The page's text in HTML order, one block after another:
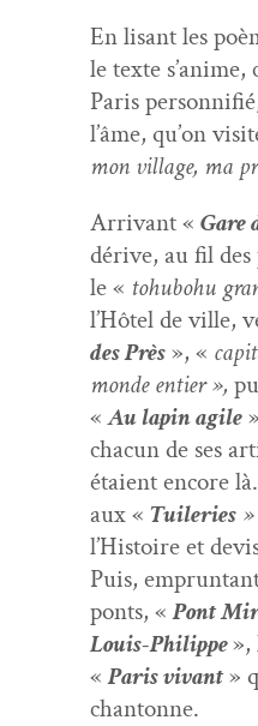
En lisant les
le texte s’anime,
Paris
l’âme, qu’on
mon vil­lage, ma
Arrivant « Gare
dérive, au fil des
le « tohubo­hu
l’Hôtel de ville,
des Près», «
monde entier »,
«Au lapin agile
cha­cun de ses
étaient encore
aux « Tui­leries »
l’Histoire et
Puis,
ponts, «Pont
Louis-Philippe»,
«Paris vivant»
chantonne.